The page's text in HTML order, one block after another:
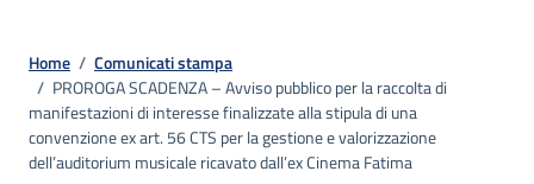
Home / Comunicati stampa
/ PROROGA SCADENZA – Avviso pubblico per la raccolta di
manifestazioni di interesse finalizzate alla stipula di una
convenzione ex art. 56 CTS per la gestione e valorizzazione
dell’auditorium musicale ricavato dall’ex Cinema Fatima